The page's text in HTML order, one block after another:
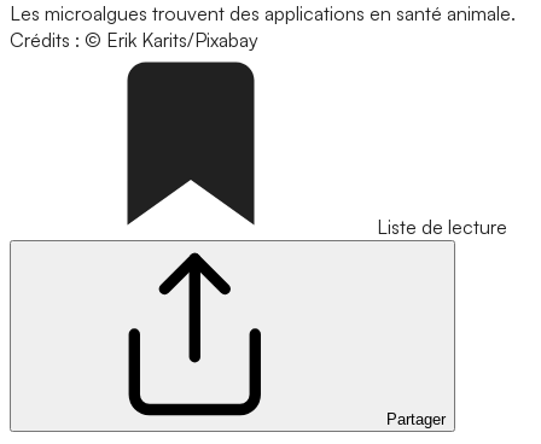
Les microalgues trouvent des applications en santé animale.
Crédits : © Erik Karits/Pixabay
Liste de lecture
Partager